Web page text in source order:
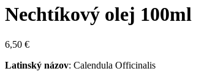
Nechtíkový olej 100ml
6,50 €
Latinský názov: Calendula Officinalis